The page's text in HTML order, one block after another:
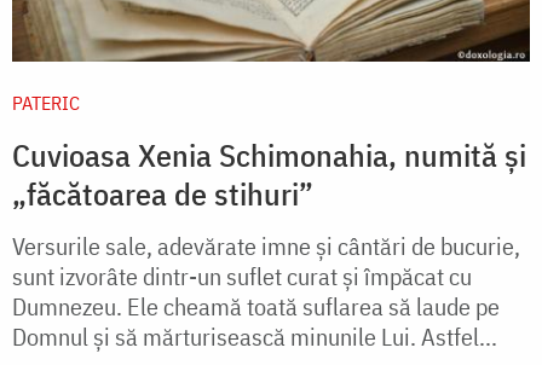
PATERIC
Cuvioasa Xenia Schimonahia, numită și
„făcătoarea de stihuri”
Versurile sale, adevărate imne și cântări de bucurie,
sunt izvorâte dintr-un suflet curat și împăcat cu
Dumnezeu. Ele cheamă toată suflarea să laude pe
Domnul și să mărturisească minunile Lui. Astfel...